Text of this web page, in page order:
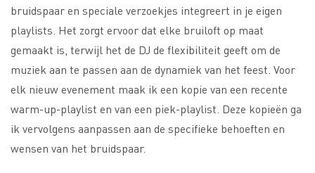
bruidspaar en speciale verzoekjes integreert in je eigen
playlists. Het zorgt ervoor dat elke bruiloft op maat
gemaakt is, terwijl het de DJ de flexibiliteit geeft om de
muziek aan te passen aan de dynamiek van het feest. Voor
elk nieuw evenement maak ik een kopie van een recente
warm-up-playlist en van een piek-playlist. Deze kopieën ga
ik vervolgens aanpassen aan de specifieke behoeften en
wensen van het bruidspaar.